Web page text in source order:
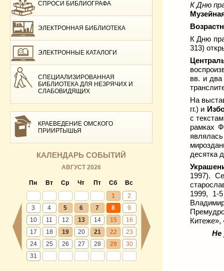
СПРОСИ БИБЛИОГРАФА
ЭЛЕКТРОННАЯ БИБЛИОТЕКА
ЭЛЕКТРОННЫЕ КАТАЛОГИ
СПЕЦИАЛИЗИРОВАННАЯ
БИБЛИОТЕКА ДЛЯ НЕЗРЯЧИХ И
СЛАБОВИДЯЩИХ
КРАЕВЕДЕНИЕ ОМСКОГО
ПРИИРТЫШЬЯ
КАЛЕНДАРЬ СОБЫТИЙ
АВГУСТ 2026
Пн Вт Ср Чт Пт Сб
Вс
1
2
3
4 5 6 7 8
9
10
11 12 13 14 15
16
17
18 19 20 21 22
23
24
25 26 27 28 29
30
31
К Дню
К Дню
313)
вв. и два
На
гг.) и
с
рамках
десятка
1997).
1999, 1-
Китеже»,
Не